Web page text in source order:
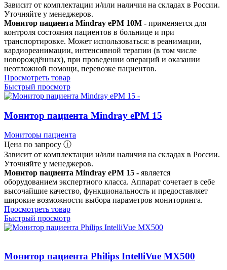
Зависит от комплектации и/или наличия на складах в России.
Уточняйте у менеджеров.
Монитор пациента Mindray ePM 10M - применяется для
контроля состояния пациентов в больнице и при
транспортировке. Может использоваться: в реанимации,
кардиореанимации, интенсивной терапии (в том числе
новорождённых), при проведении операций и оказании
неотложной помощи, перевозке пациентов.
Просмотреть товар
Быстрый просмотр
Монитор пациента Mindray ePM 15
Мониторы пациента
Цена по запросу ⓘ
Зависит от комплектации и/или наличия на складах в России.
Уточняйте у менеджеров.
Монитор пациента Mindray ePM 15 - является
оборудованием экспертного класса. Аппарат сочетает в себе
высочайшие качество, функциональность и предоставляет
широкие возможности выбора параметров мониторинга.
Просмотреть товар
Быстрый просмотр
Монитор пациента Philips IntelliVue MX500